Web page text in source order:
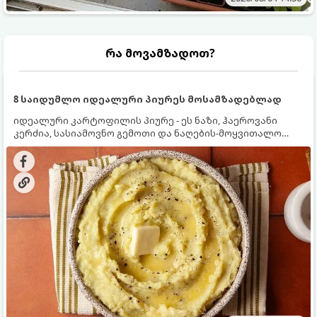
რა მოვამზადოთ?
8 საიდუმლო იდეალური პიურეს მოსამზადებლად
იდეალური კარტოფილის პიურე - ეს ნაზი, ჰაეროვანი
კერძია, სასიამოვნო გემოთი და ნაღების-მოყვითალო
ფერით. მისი მომზადება ძალიან მარტივია, მაგრამ
არსებობს რამდენიმე საიდუმლო, რომლებიც უნდა
იცოდეთ, რომ პიურე იდეალურად გემრიელი გამოვიდეს.